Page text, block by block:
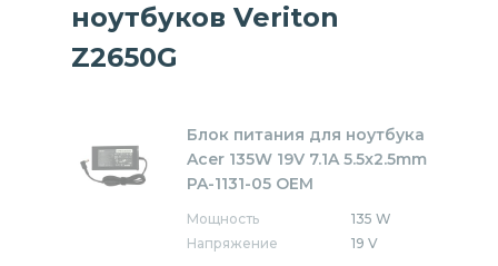
ноутбуков Veriton
Z2650G
Блок питания для ноутбука
Acer 135W 19V 7.1A 5.5x2.5mm
PA-1131-05 OEM
Мощность
135 W
Напряжение
19 V